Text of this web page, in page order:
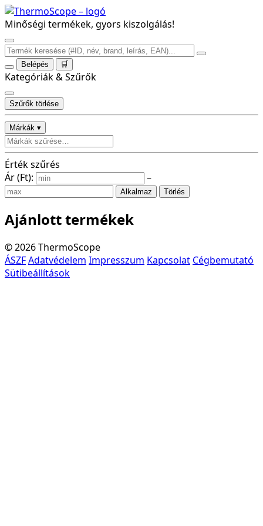
Minőségi termékek, gyors kiszolgálás!
Belépés 🛒
Kategóriák & Szűrők
Szűrők törlése
Márkák ▾
Érték szűrés
Ár (Ft):
–
Alkalmaz Törlés
Ajánlott termékek
©2026ThermoScope
ÁSZFAdatvédelem Impresszum Kapcsolat Cégbemutató
Sütibeállítások